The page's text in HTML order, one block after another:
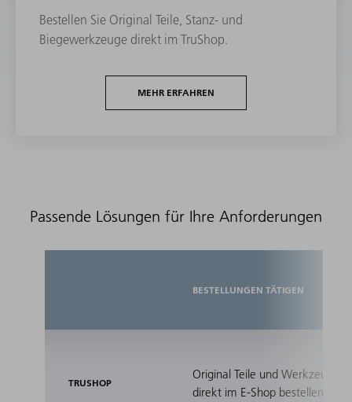
Bestellen Sie Original Teile, Stanz- und
Biegewerkzeuge direkt im TruShop.
MEHR ERFAHREN
Passende Lösungen für Ihre Anforderungen
BESTELLUNGEN TÄTIGEN
TRUSHOP
Original Teile und Werkzeuge
direkt im E-Shop bestellen.